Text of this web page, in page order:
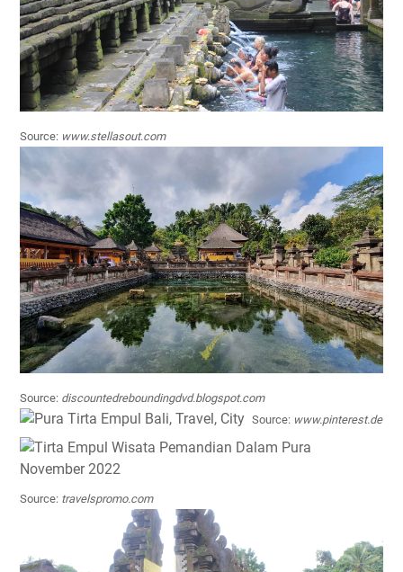
Source: www.stellasout.com
Source: discountedreboundingdvd.blogspot.com
Source: www.pinterest.de
Source: travelspromo.com